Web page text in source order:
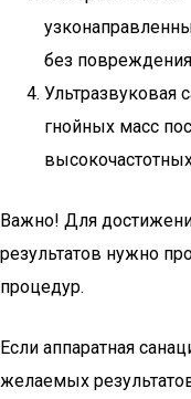
без
Ультразвуковая
гнойных масс
Важно! Для
результатов нужно
процедур.
Если аппаратная
желаемых